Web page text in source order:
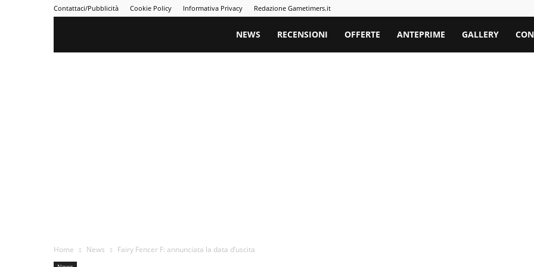
Contattaci/Pubblicità Cookie Policy Informativa Privacy Redazione Gametimers.it
Gametimers
NEWS RECENSIONI OFFERTE ANTEPRIME GALLERY
Home News Fairy Fencer F: annunciata la data d’uscita